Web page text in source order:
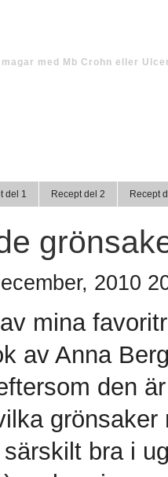
med Mb Crohn eller
del 1 Recept del 2 Recept
2010
mina
av Anna
den
bra i